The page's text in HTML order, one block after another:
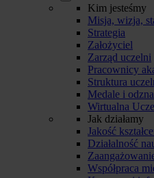
Kim jesteśmy
Misja, wizja,
Strategia
Założyciel
Zarząd uczelni
Pracownicy
Struktura
Medale i
Wirtualna
Jak działamy
Jakość
Działalność
Współpraca